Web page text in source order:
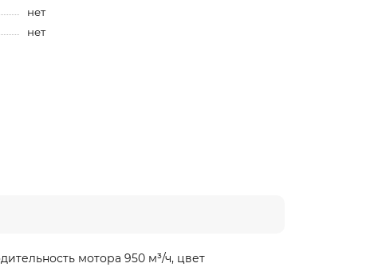
нет
нет
мотора 950 м³/ч, цвет